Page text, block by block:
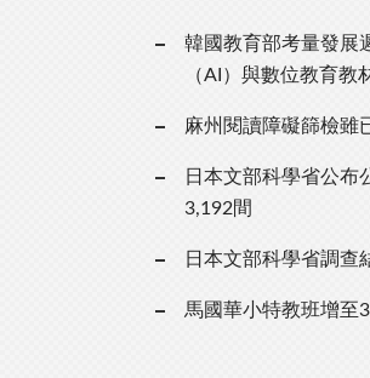
韓國教育部考量發展
（AI）與數位教育教
麻州閱讀障礙篩檢雖
日本文部科學省公布
3,192間
日本文部科學省調查
馬國華小特教班增至